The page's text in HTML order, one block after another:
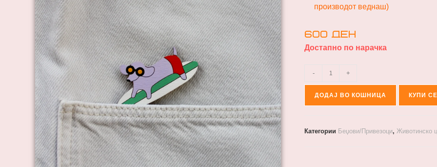
производот веднаш)
600 ден
Достапно по нарачка
- +
ДОДАЈ ВО КОШНИЦА КУПИ
Категории Беџови/Привезоци, Животинско